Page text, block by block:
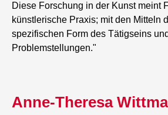
Diese Forschung in der Kunst meint
künstlerische Praxis; mit den Mitteln
spezifischen Form des Tätigseins
Problemstellungen."
Anne-Theresa